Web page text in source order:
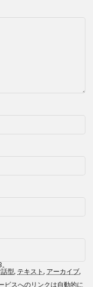
型, テキスト, アーカイブ,
スへのリンクは自動的に